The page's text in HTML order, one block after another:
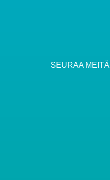
SEURAA MEITÄ